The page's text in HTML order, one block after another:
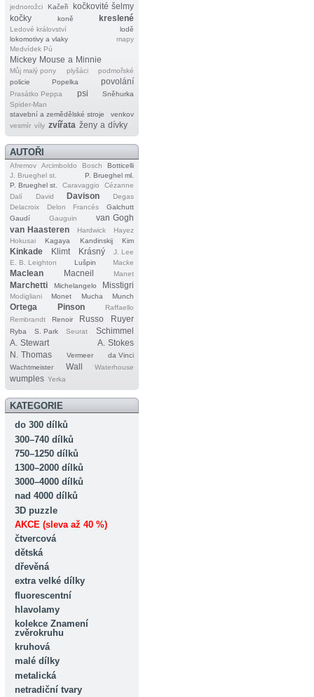
jednorožci
Kačeři
kočkovité šelmy
kočky
koně kreslené
Ledové království
lodě
lokomotivy a vlaky
mapy
Medvídek Pú
Mickey Mouse a Minnie
Můj malý pony plyšáci
podmořské
policie
Popelka povolání
Prasátko Peppa psi
Sněhurka
Spider‐Man
stavební a zemědělské stroje
venkov
vesmír víly zvířata ženy a dívky
AUTOŘI
Afremov Arcimboldo Bosch
Botticelli
J. Brueghel st.
P. Brueghel ml.
P. Brueghel st.
Caravaggio
Cézanne
Dalí
David Davison
Degas
Delacroix
Delon Francés
Galchutt
Gaudí
Gauguin
van Gogh
van Haasteren
Hardwick
Hayez
Hokusai
Kagaya Kandinskij Kim
Kinkade Klimt Krásný
J. Lee
E. B. Leighton
Lušpin Macke
Maclean Macneil Manet
Marchetti Michelangelo Misstigri
Modigliani Monet Mucha Munch
Ortega Pinson
Raffaello
Rembrandt
Renoir Russo Ruyer
Ryba S. Park Seurat
Schimmel
A. Stewart
A. Stokes
N. Thomas
Vermeer
da Vinci
Wachtmeister
Wall Waterhouse
wumples Yerka
KATEGORIE
do 300 dílků
300–740 dílků
750–1250 dílků
1300–2000 dílků
3000–4000 dílků
nad 4000 dílků
3D puzzle
AKCE (sleva až 40 %)
čtvercová
dětská
dřevěná
extra velké dílky
fluorescentní
hlavolamy
kolekce Znamení
zvěrokruhu
kruhová
malé dílky
metalická
netradiční tvary